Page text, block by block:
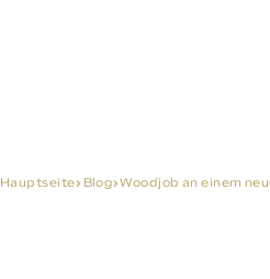
Hauptseite Blog Woodjob an einem